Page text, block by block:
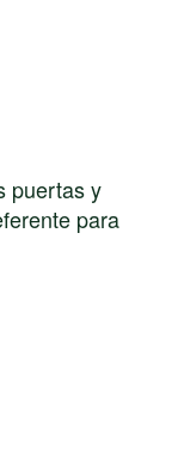
puertas y
para